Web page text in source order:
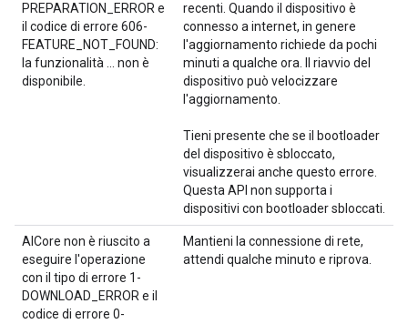
PREPARATION_ERROR e
il codice di errore 606-
FEATURE_NOT_FOUND:
la funzionalità ... non è
disponibile.
recenti. Quando il dispositivo è
connesso a internet, in genere
l'aggiornamento richiede da pochi
minuti a qualche ora. Il riavvio del
dispositivo può velocizzare
l'aggiornamento.
Tieni presente che se il bootloader
del dispositivo è sbloccato,
visualizzerai anche questo errore.
Questa API non supporta i
dispositivi con bootloader sbloccati.
AICore non è riuscito a
eseguire l'operazione
con il tipo di errore 1-
DOWNLOAD_ERROR e il
codice di errore 0-
Mantieni la connessione di rete,
attendi qualche minuto e riprova.